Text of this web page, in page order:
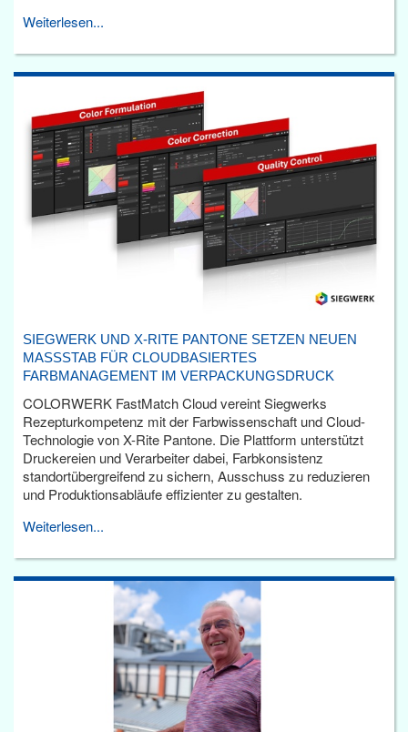
Weiterlesen...
SIEGWERK UND X-RITE PANTONE SETZEN NEUEN
MASSSTAB FÜR CLOUDBASIERTES F
ARBMANAGEMENT IM VERPACKUNGSDRUCK
COLORWERK FastMatch Cloud vereint Siegwerks
Rezepturkompetenz mit der Farbwissenschaft und Cloud-
Technologie von X-Rite Pantone. Die Plattform unterstützt
Druckereien und Verarbeiter dabei, Farbkonsistenz
standortübergreifend zu sichern, Ausschuss zu reduzieren
und Produktionsabläufe effizienter zu gestalten.
Weiterlesen...